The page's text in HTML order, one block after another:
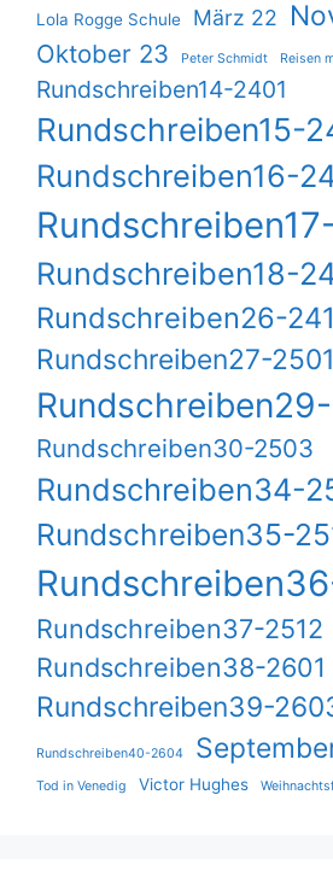
Lola Rogge Schule März 22
Oktober 23 Peter Schmidt Reisen
Rundschreiben14-2401
Rundschreiben15-
Rundschreiben16-
Rundschreiben18-
Rundschreiben26-
Rundschreiben27-2501
Rundschreiben30-2503
Rundschreiben34-
Rundschreiben35-
Rundschreiben37-2512
Rundschreiben38-2601
Rundschreiben39-
Rundschreiben40-2604
Tod in Venedig Victor Hughes